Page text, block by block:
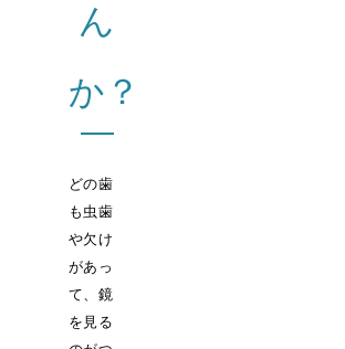
ん
か？
どの歯
も虫歯
や欠け
があっ
て、鏡
を見る